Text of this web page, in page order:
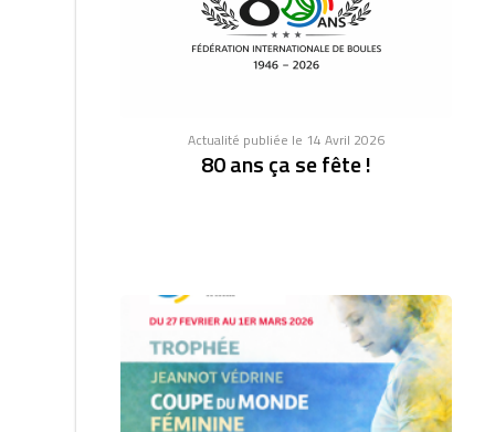
Actualité publiée le 14 Avril 2026
80 ans ça se fête !